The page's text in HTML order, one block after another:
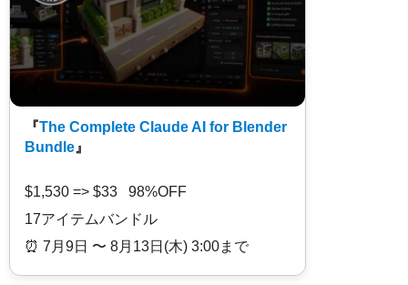
『The Complete Claude AI for Blender
Bundle 』
$1,530 => $33 98%OFF
17アイテムバンドル
⏰️ 7月9日 〜 8月13日(木) 3:00まで